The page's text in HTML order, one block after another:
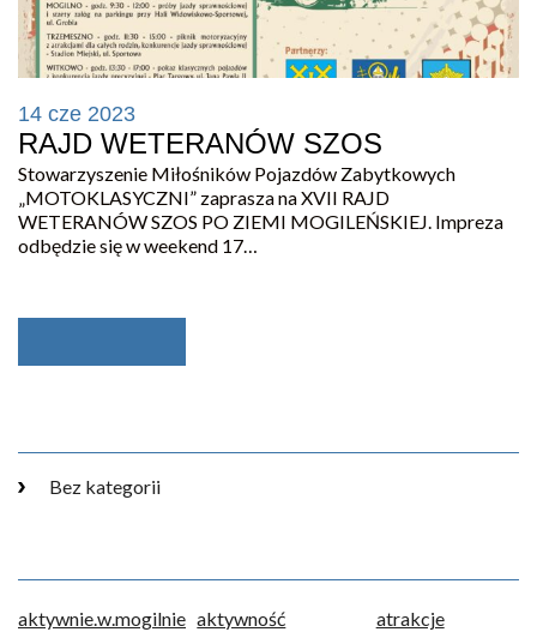
14 cze 2023
RAJD WETERANÓW SZOS
Stowarzyszenie Miłośników Pojazdów Zabytkowych
„MOTOKLASYCZNI” zaprasza na XVII RAJD
WETERANÓW SZOS PO ZIEMI MOGILEŃSKIEJ. Impreza
odbędzie się w weekend 17…
Bez kategorii
aktywnie.w.mogilnie aktywność
atrakcje